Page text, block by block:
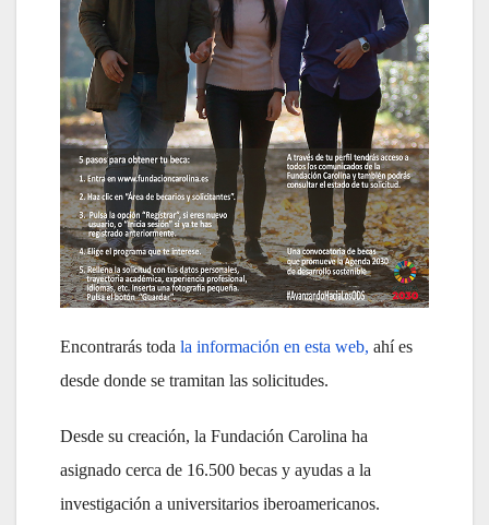
Encontrarás toda la información en esta web, ahí es
desde donde se tramitan las solicitudes.
Desde su creación, la Fundación Carolina ha
asignado cerca de 16.500 becas y ayudas a la
investigación a universitarios iberoamericanos.